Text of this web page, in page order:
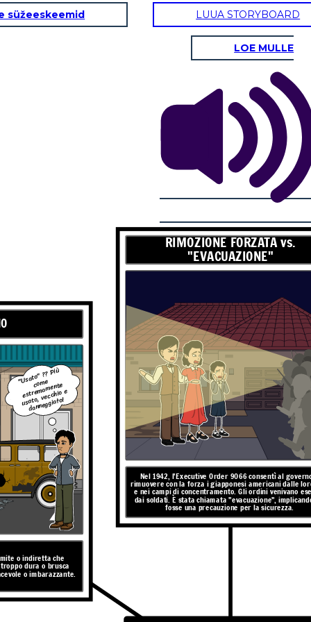
per descrivere ciò che
durante la seconda
è "incarcerazione".
commesso crimini è
costrette a lasciare le loro
quasi quattro anni.
vs.
süžeeskeemid LUUA STORYBOARD
LOE MULLE
RIMOZIONE FORZATA vs.
"EVACUAZIONE"
Nel 1942, l'Executive Order 9066 consentì al
rimuovere con la forza i giapponesi americani dalle
e nei campi di concentramento. Gli ordini venivano
dai soldati. È stata chiamata "evacuazione",
fosse una precauzione per la sicurezza.
o indiretta che
dura o brusca
o imbarazzante.
"Usato" ?? Più
co
me
estre
ma
mente
usato, vecchio e
danneggiato!